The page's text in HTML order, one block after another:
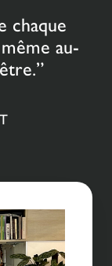
chaque
au-